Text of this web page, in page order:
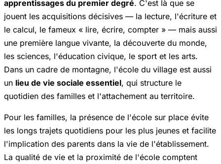
apprentissages du premier degré. C'est là que se
jouent les acquisitions décisives — la lecture, l'écriture et
le calcul, le fameux « lire, écrire, compter » — mais aussi
une première langue vivante, la découverte du monde,
les sciences, l'éducation civique, le sport et les arts.
Dans un cadre de montagne, l'école du village est aussi
un lieu de vie sociale essentiel, qui structure le
quotidien des familles et l'attachement au territoire.
Pour les familles, la présence de l'école sur place évite
les longs trajets quotidiens pour les plus jeunes et facilite
l'implication des parents dans la vie de l'établissement.
La qualité de vie et la proximité de l'école comptent